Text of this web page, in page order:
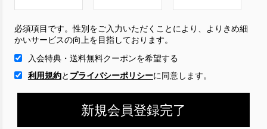
必須項目です。性別をご入力いただくことにより、よりきめ細
かいサービスの向上を目指しております。
入会特典・送料無料クーポンを希望する
利用規約と プライバシーポリシーに 同意します。